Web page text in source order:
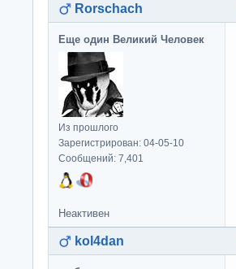
Rorschach
Еще один Великий Человек
Из прошлого
Зарегистрирован: 04-05-10
Сообщений: 7,401
Неактивен
kol4dan